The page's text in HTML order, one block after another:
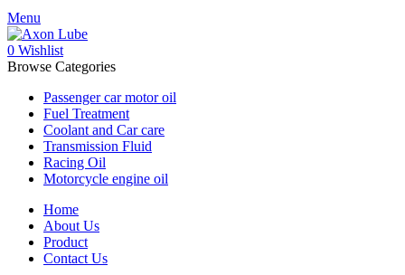
Menu
0 Wishlist
Browse Categories
Passenger car motor oil
Fuel Treatment
Coolant and Car care
Transmission Fluid
Racing Oil
Motorcycle engine oil
Home
About Us
Product
Contact Us